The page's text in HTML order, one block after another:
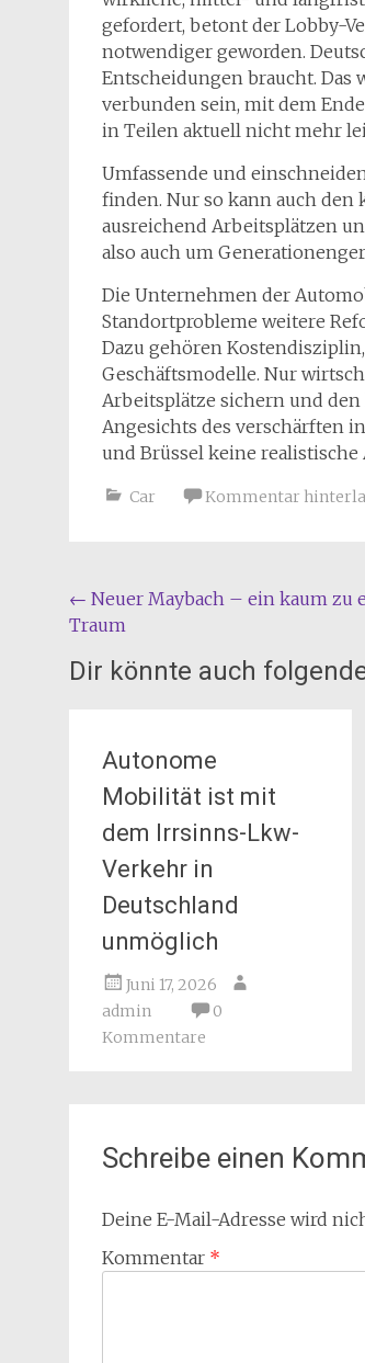
gefordert, betont der Lobby-
notwendiger geworden.
Entscheidungen braucht.
verbunden sein, mit dem
in Teilen aktuell nicht mehr
Umfassende und
finden. Nur so kann auch
ausreichend Arbeitsplätzen
also auch um
Die Unternehmen der
Standortprobleme weitere
Dazu gehören
Geschäftsmodelle. Nur
Arbeitsplätze sichern und
Angesichts des verschärften
und Brüssel keine realistische
Car Kommentar
Beitragsnavigation
← Neuer Maybach – ein kaum zu
Traum
Dir könnte auch
Autonome
Mobilität ist mit
dem Irrsinns-Lkw-
Verkehr in
Deutschland
unmöglich
Juni 17, 2026
admin
0
Kommentare
Schreibe einen
Deine E-Mail-Adresse wird
Kommentar *